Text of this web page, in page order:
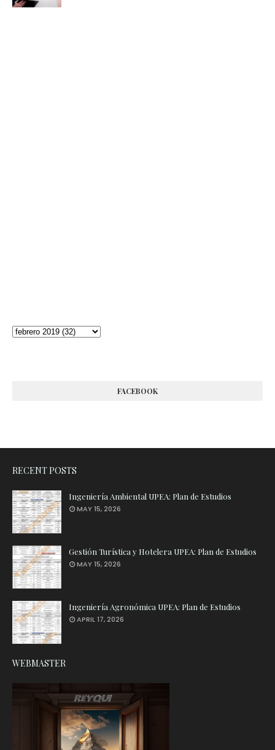
FACEBOOK
RECENT POSTS
Ingeniería Ambiental UPEA: Plan de Estudios
MAY 15, 2026
Gestión Turística y Hotelera UPEA: Plan de Estudios
MAY 15, 2026
Ingeniería Agronómica UPEA: Plan de Estudios
APRIL 17, 2026
WEBMASTER